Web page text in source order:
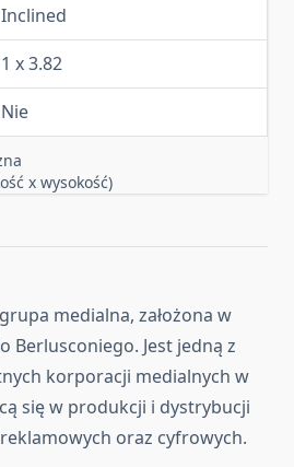
Inclined
1 x 3.82
Nie
x wysokość)
medialna, założona w
Berlusconiego. Jest jedną z
korporacji medialnych w
się w produkcji i dystrybucji
oraz cyfrowych.